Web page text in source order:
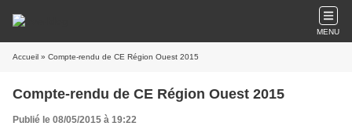
MENU
Accueil » Compte-rendu de CE Région Ouest 2015
Compte-rendu de CE Région Ouest 2015
Publié le 08/05/2015 à 19:22